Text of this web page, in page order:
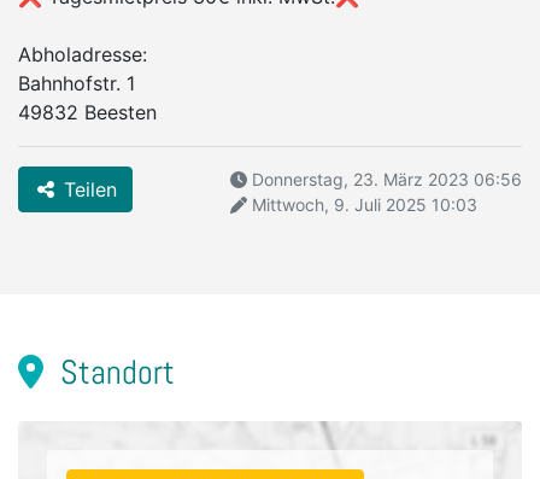
Abholadresse:
Bahnhofstr. 1
49832 Beesten
Teilen
Donnerstag, 23. März 2023 06:56
Mittwoch, 9. Juli 2025 10:03
Standort